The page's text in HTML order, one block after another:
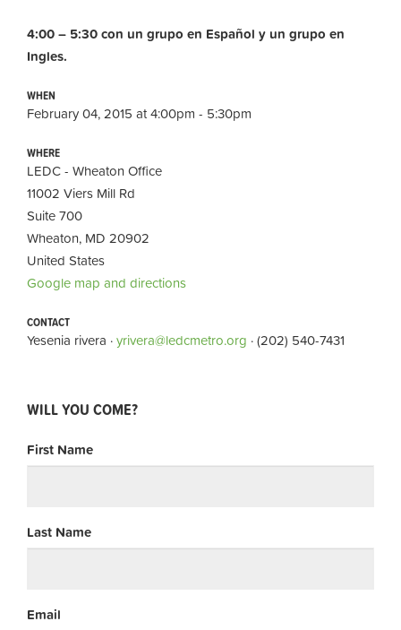
4:00 – 5:30 con un grupo en Español y un grupo en
Ingles.
WHEN
February 04, 2015 at 4:00pm - 5:30pm
WHERE
LEDC - Wheaton Office
11002 Viers Mill Rd
Suite 700
Wheaton, MD 20902
United States
Google map and directions
CONTACT
Yesenia rivera ·yrivera@ledcmetro.org · (202) 540-7431
WILL YOU COME?
First Name
Last Name
Email